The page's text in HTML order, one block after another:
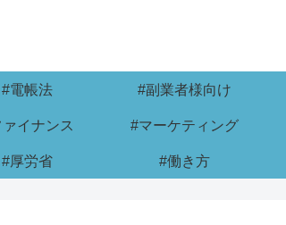
#電帳法 #副業者様向け
イナンス #マーケティング
#厚労省 #働き方